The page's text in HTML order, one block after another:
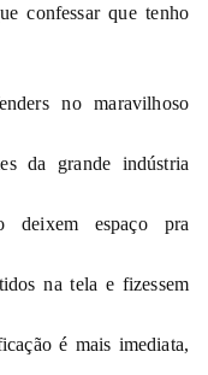
confessar que tenho
no maravilhoso
da grande indústria
deixem espaço pra
na tela e fizessem
é mais imediata,